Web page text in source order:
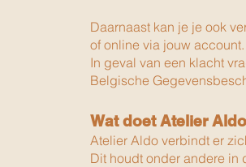
Daarnaast kan je je ook
of online via jouw
In geval van een klacht
Belgische
Wat doet Atelier Aldo
Atelier Aldo verbindt er
Dit houdt onder andere in